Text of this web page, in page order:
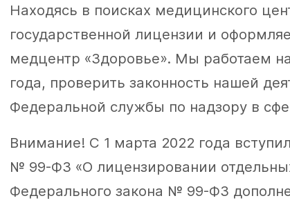
Находясь в поисках медицинского
государственной лицензии и
медцентр «Здоровье». Мы работаем
года, проверить законность нашей
Федеральной службы по надзору в
Внимание! С 1 марта 2022 года
№ 99-ФЗ «О лицензировании
Федерального закона № 99-ФЗ